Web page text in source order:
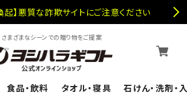
起】悪質な詐欺サイトにご注意ください
さまざまなシーンでの贈り物をご提案
食品・飲料 タオル・寝具 石けん・洗剤・